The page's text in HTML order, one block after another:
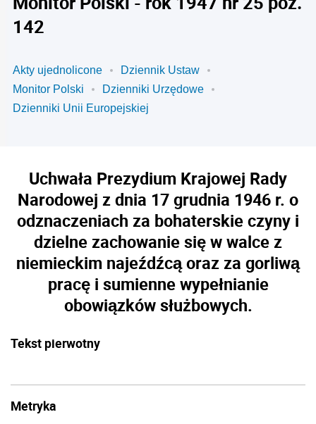
142
Akty ujednolicone
Dziennik Ustaw
Monitor Polski
Dzienniki Urzędowe
Dzienniki Unii Europejskiej
Uchwała Prezydium Krajowej Rady
Narodowej z dnia 17 grudnia 1946 r. o
odznaczeniach za bohaterskie czyny i
dzielne zachowanie się w walce z
niemieckim najeźdźcą oraz za gorliwą
pracę i sumienne wypełnianie
obowiązków służbowych.
Tekst pierwotny
Metryka